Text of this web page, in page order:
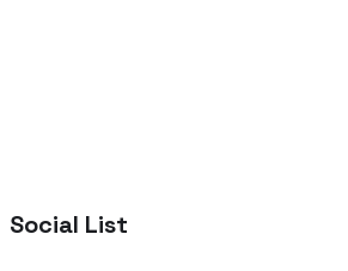
Social List